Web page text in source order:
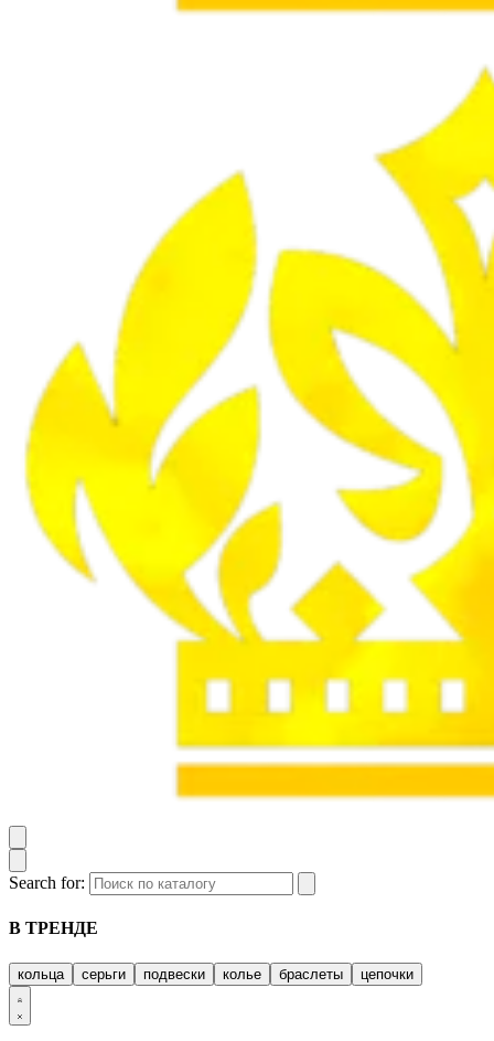
Search for:
В ТРЕНДЕ
кольца серьги подвески колье браслеты цепочки